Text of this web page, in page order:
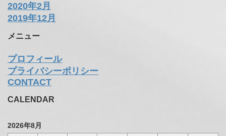
2020年2月
2019年12月
メニュー
プロフィール
プライバシーポリシー
CONTACT
CALENDAR
2026年8月